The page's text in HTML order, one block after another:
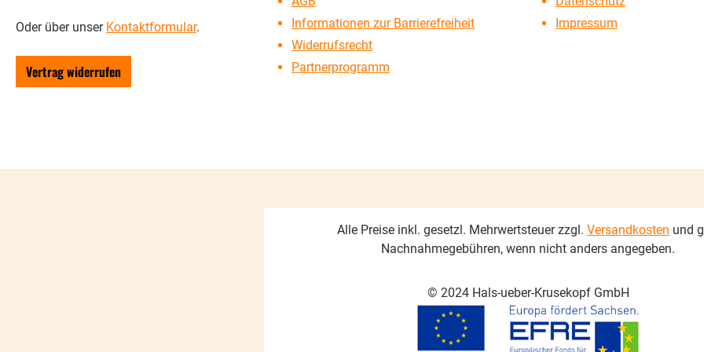
Oder über unser Kontaktformular.
Vertrag widerrufen
Informationen zur Barrierefreiheit
Widerrufsrecht
Partnerprogramm
Impressum
Alle Preise inkl. gesetzl. Mehrwertsteuer zzgl. Versandkosten und
Nachnahmegebühren, wenn nicht anders angegeben.
© 2024 Hals-ueber-Krusekopf GmbH